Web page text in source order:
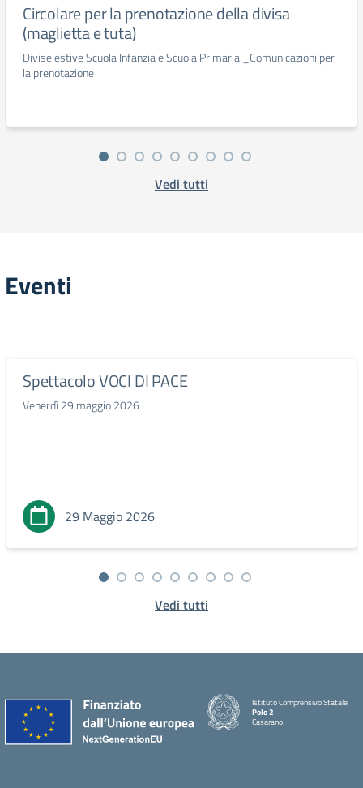
Circolare per la prenotazione della divisa
(maglietta e tuta)
Divise estive Scuola Infanzia e Scuola Primaria _Comunicazioni per
la prenotazione
Vedi tutti
Eventi
Spettacolo VOCI DI PACE
Venerdì 29 maggio 2026
29 Maggio 2026
Vedi tutti
Istituto Comprensivo Statale
Polo 2
Casarano